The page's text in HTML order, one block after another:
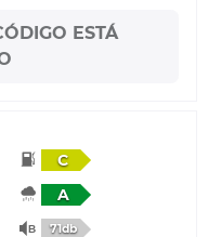
ESTÁ
C
A
71db